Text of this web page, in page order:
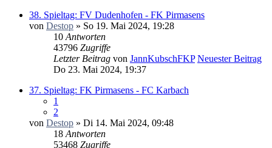
38. Spieltag: FV Dudenhofen - FK Pirmasens
von Destop » So 19. Mai 2024, 19:28
10 Antworten
43796 Zugriffe
Letzter Beitrag von JannKubschFKP Neuester Beitrag
Do 23. Mai 2024, 19:37
37. Spieltag: FK Pirmasens - FC Karbach
1
2
von Destop » Di 14. Mai 2024, 09:48
18 Antworten
53468 Zugriffe